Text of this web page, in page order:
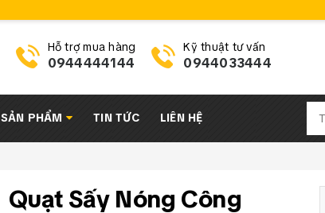
Hỗ trợ mua hàng
0944444144
Kỹ thuật tư vấn
0944033444
SẢN PHẨM TIN TỨC LIÊN HỆ
Quạt Sấy Nóng Công